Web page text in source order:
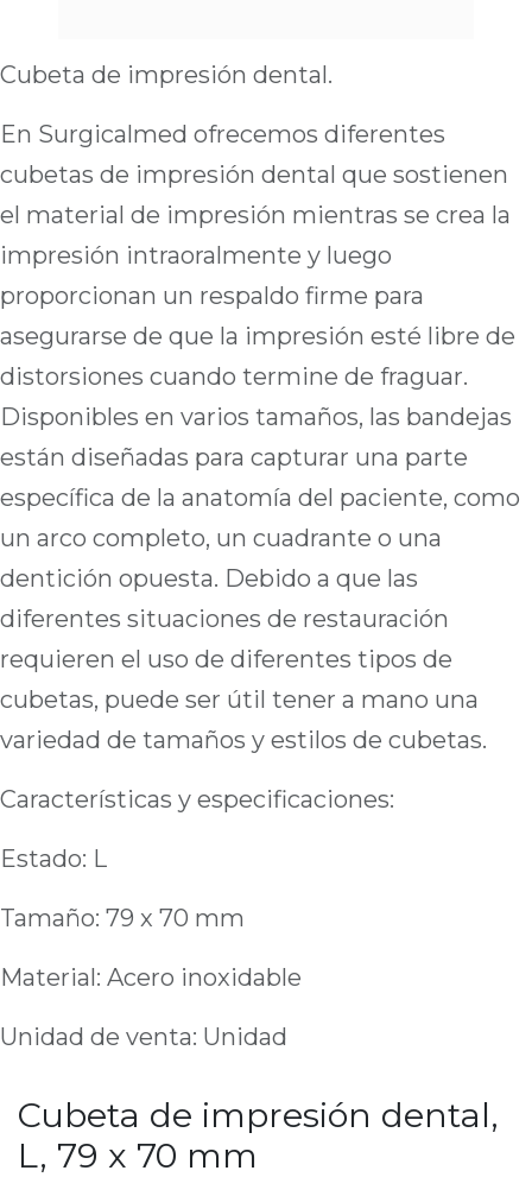
Cubeta de impresión dental.
En Surgicalmed ofrecemos diferentes
cubetas de impresión dental que sostienen
el material de impresión mientras se crea la
impresión intraoralmente y luego
proporcionan un respaldo firme para
asegurarse de que la impresión esté libre de
distorsiones cuando termine de fraguar.
Disponibles en varios tamaños, las bandejas
están diseñadas para capturar una parte
específica de la anatomía del paciente, como
un arco completo, un cuadrante o una
dentición opuesta. Debido a que las
diferentes situaciones de restauración
requieren el uso de diferentes tipos de
cubetas, puede ser útil tener a mano una
variedad de tamaños y estilos de cubetas.
Características y especificaciones:
Estado: L
Tamaño: 79 x 70 mm
Material: Acero inoxidable
Unidad de venta: Unidad
Cubeta de impresión dental,
L, 79 x 70 mm